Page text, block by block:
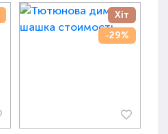
Хіт
-29%